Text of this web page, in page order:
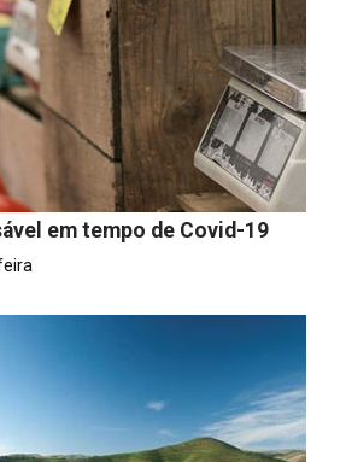
em tempo de Covid-19